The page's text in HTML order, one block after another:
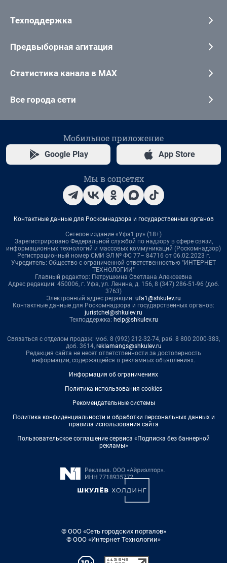
Техподдержка
Предвыборная агитация
Статистика канала в MAX
Все города сети
Мобильное приложение
Google Play App Store
Мы в соцсетях
Контактные данные для Роскомнадзора и государственных органов
Сетевое издание «Уфа1.ру» (18+)
Зарегистрировано Федеральной службой по надзору в сфере связи,
информационных технологий и массовых коммуникаций (Роскомнадзор)
Регистрационный номер СМИ ЭЛ № ФС 77– 84716 от 06.02.2023 г.
Учредитель: Общество с ограниченной ответственностью "ИНТЕРНЕТ
ТЕХНОЛОГИИ"
Главный редактор: Петрушкина Светлана Алексеевна
Адрес редакции: 450006, г. Уфа, ул. Ленина, д. 156, 8 (347) 286-51-96 (доб.
3763)
Электронный адрес редакции: ufa1@shkulev.ru
Контактные данные для Роскомнадзора и государственных органов:
juristchel@shkulev.ru
Техподдержка: help@shkulev.ru
Связаться с отделом продаж: моб. 8 (992) 212-32-74, раб. 8 800 2000-383,
доб. 3614, reklamangs@shkulev.ru
Редакция сайта не несет ответственности за достоверность
информации, содержащейся в рекламных объявлениях.
Информация об ограничениях
Политика использования cookies
Рекомендательные системы
Политика конфиденциальности и обработки персональных данных и
правила использования сайта
Пользовательское соглашение сервиса «Подписка без баннерной
рекламы»
© ООО «Сеть городских порталов»
© ООО «Интернет Технологии»